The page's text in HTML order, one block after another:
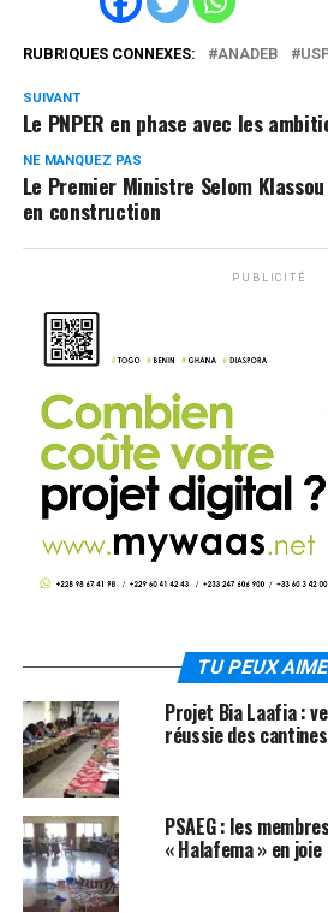
RUBRIQUES CONNEXES: ANADEB
SUIVANT
Le PNPER en phase avec les
NE MANQUEZ PAS
Le Premier Ministre Selom Klassou
en construction
PUBLICITÉ
TU PEUX
Projet Bia Laafia :
réussie des
PSAEG : les
« Halafema » en joie